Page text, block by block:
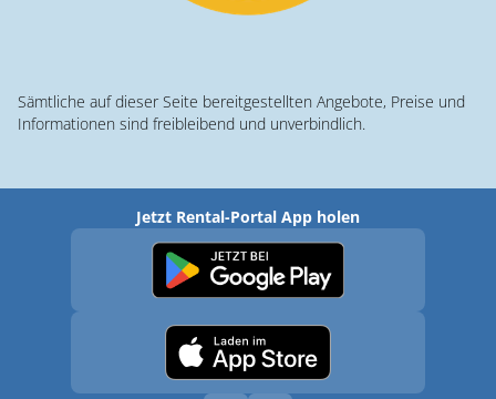
Sämtliche auf dieser Seite bereitgestellten Angebote, Preise und
Informationen sind freibleibend und unverbindlich.
Jetzt Rental-Portal App holen